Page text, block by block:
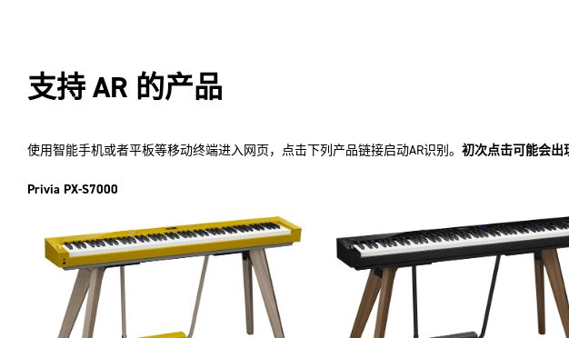
支持 AR 的产品
使用智能手机或者平板等移动终端进入网页，点击下列产品链接启动AR识别。 初次点击可能会出
Privia PX-S7000